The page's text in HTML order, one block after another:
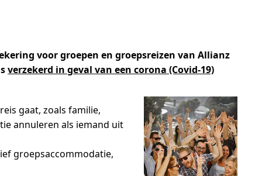
voor groepen en groepsreizen van Allianz
verzekerd in geval van een corona (Covid-19)
gaat, zoals familie,
annuleren als iemand uit
groepsaccommodatie,